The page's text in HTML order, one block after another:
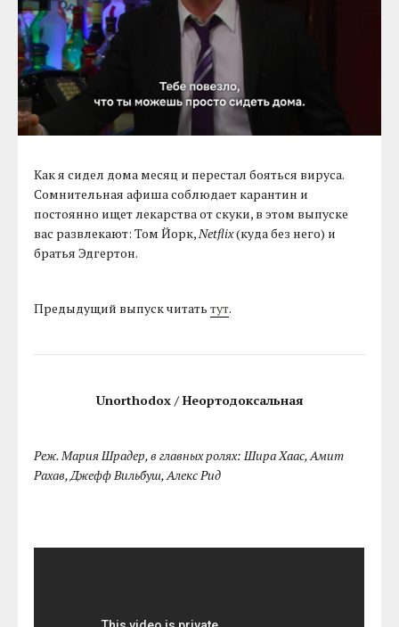
Как я сидел дома месяц и перестал бояться вируса.
Сомнительная афиша соблюдает карантин и
постоянно ищет лекарства от скуки, в этом выпуске
вас развлекают: Том Йорк,Netflix(куда без него) и
братья Эдгертон.
Предыдущий выпуск читатьтут.
Unorthodox / Неортодоксальная
Реж. Мария Шрадер, в главных ролях: Шира Хаас, Амит
Рахав, Джефф Вильбуш, Алекс Рид